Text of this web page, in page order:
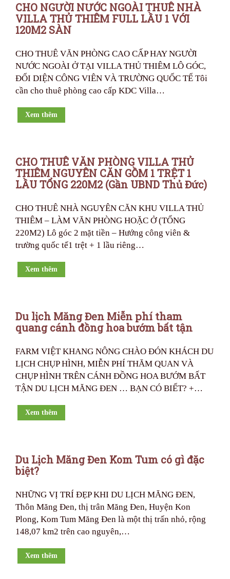
CHO NGƯỜI NƯỚC NGOÀI THUÊ NHÀ
VILLA THỦ THIÊM FULL LẦU 1 VỚI
120M2 SÀN
CHO THUÊ VĂN PHÒNG CAO CẤP HAY NGƯỜI
NƯỚC NGOÀI Ở TẠI VILLA THỦ THIÊM LÔ GÓC,
ĐỐI DIỆN CÔNG VIÊN VÀ TRƯỜNG QUỐC TẾ Tôi
cần cho thuê phòng cao cấp KDC Villa…
Xem thêm
CHO THUÊ VĂN PHÒNG VILLA THỦ
THIÊM NGUYÊN CĂN GỒM 1 TRỆT 1
LẦU TỔNG 220M2 (Gần UBND Thủ Đức)
CHO THUÊ NHÀ NGUYÊN CĂN KHU VILLA THỦ
THIÊM – LÀM VĂN PHÒNG HOẶC Ở (TỔNG
220M2) Lô góc 2 mặt tiền – Hướng công viên &
trường quốc tế1 trệt + 1 lầu riêng…
Xem thêm
Du lịch Măng Đen Miễn phí tham
quang cánh đồng hoa bướm bất tận
FARM VIỆT KHANG NÔNG CHÀO ĐÓN KHÁCH DU
LỊCH CHỤP HÌNH, MIỄN PHÍ THĂM QUAN VÀ
CHỤP HÌNH TRÊN CÁNH ĐỒNG HOA BƯỚM BẤT
TẬN DU LỊCH MĂNG ĐEN … BẠN CÓ BIẾT? +…
Xem thêm
Du Lịch Măng Đen Kom Tum có gì đặc
biệt?
NHỮNG VỊ TRÍ ĐẸP KHI DU LỊCH MĂNG ĐEN,
Thôn Măng Đen, thị trân Măng Đen, Huyện Kon
Plong, Kom Tum Măng Đen là một thị trấn nhỏ, rộng
148,07 km2 trên cao nguyên,…
Xem thêm